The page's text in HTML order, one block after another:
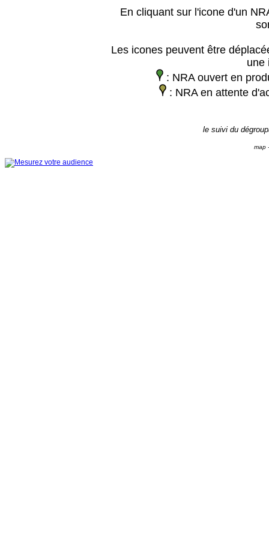
En cliquant sur l'icone d'un
Les icones peuvent être
une
: NRA ouvert en
: NRA en attente
le suivi du
map